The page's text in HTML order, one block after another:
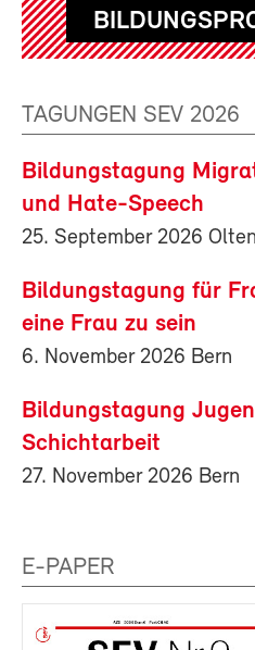
TAGUNGEN SEV 2026
Bildungstagung
und Hate-Speech
25. September 2026 Olten
Bildungstagung für
eine Frau zu sein
6. November 2026 Bern
Bildungstagung
Schichtarbeit
27. November 2026 Bern
E-PAPER